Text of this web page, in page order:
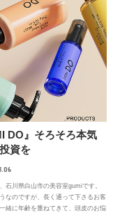
DO』そろそろ本気
資を
石川県白山市の美容室gumiです。
なのですが、長く通って下さるお客
緒に年齢を重ねてきて、頭皮のお悩